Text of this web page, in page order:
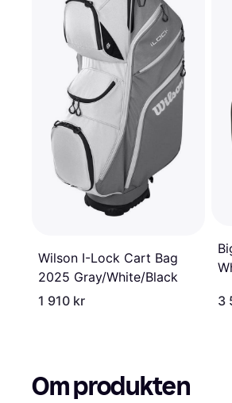
Wilson I-Lock Cart Bag
2025 Gray/White/Black
1 910 kr
3
Om produkten